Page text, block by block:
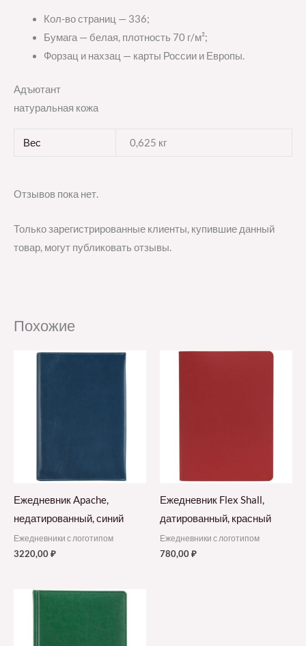
Кол-во страниц — 336;
Бумага — белая, плотность 70 г/м²;
Форзац и нахзац — карты России и Европы.
Адъютант
натуральная кожа
Вес 0,625 кг
Отзывов пока нет.
Только зарегистрированные клиенты, купившие данный
товар, могут публиковать отзывы.
Похожие
Ежедневник Apache,
недатированный, синий
Ежедневники с логотипом
3220,00₽
Ежедневник Flex Shall,
датированный, красный
Ежедневники с логотипом
780,00₽